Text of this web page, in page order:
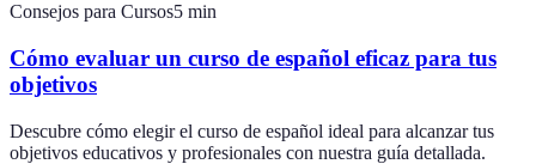
Consejos para Cursos5 min
Cómo evaluar un curso de español eficaz para tus
objetivos
Descubre cómo elegir el curso de español ideal para alcanzar tus
objetivos educativos y profesionales con nuestra guía detallada.